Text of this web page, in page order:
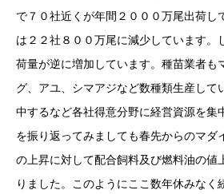
で７０社近くが年間２０００万尾出荷し
は２２社８００万尾に減少しています。
荷量が逆に増加しています。種苗業者も
グ、アユ、シマアジなど数種類生産して
中するなど各社得意分野に経営資源を集
を振り返ってみましても春先からのマダ
の上昇に対して配合飼料及び燃料油の値
りました。このようにここ数年休みなく